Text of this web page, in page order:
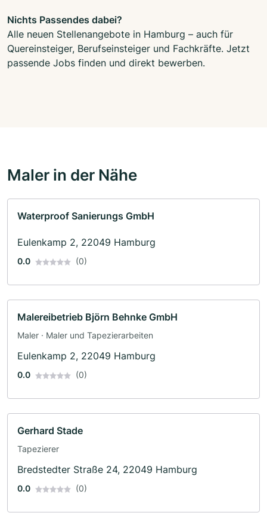
Nichts Passendes dabei?
Alle neuen Stellenangebote in Hamburg – auch für
Quereinsteiger, Berufseinsteiger und Fachkräfte. Jetzt
passende Jobs finden und direkt bewerben.
Maler in der Nähe
Waterproof Sanierungs GmbH
Eulenkamp 2, 22049 Hamburg
0.0 (0)
Malereibetrieb Björn Behnke GmbH
Maler · Maler und Tapezierarbeiten
Eulenkamp 2, 22049 Hamburg
0.0 (0)
Gerhard Stade
Tapezierer
Bredstedter Straße 24, 22049 Hamburg
0.0 (0)